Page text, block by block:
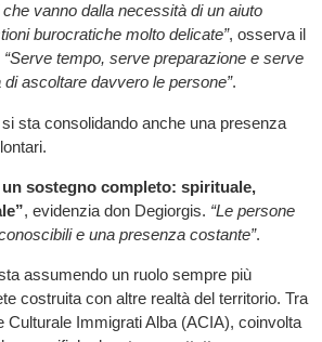
vanno dalla necessità di un aiuto
burocratiche molto delicate”, osserva il
“Serve tempo, serve preparazione e serve
ascoltare davvero le persone”.
sta consolidando anche una presenza
sostegno completo: spirituale,
, evidenzia don Degiorgis. “Le persone
e una presenza costante”.
assumendo un ruolo sempre più
costruita con altre realtà del territorio. Tra
Culturale Immigrati Alba (ACIA), coinvolta